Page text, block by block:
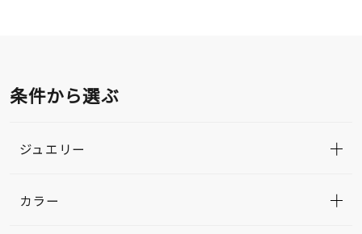
条件から選ぶ
ジュエリー
カラー